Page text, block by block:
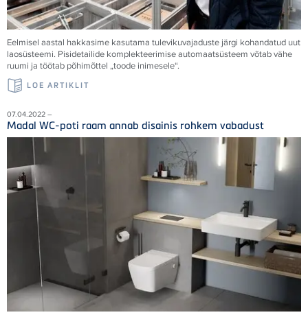
Eelmisel aastal hakkasime kasutama tulevikuvajaduste järgi kohandatud uut
laosüsteemi. Pisidetailide komplekteerimise automaatsüsteem võtab vähe
ruumi ja töötab põhimõttel „toode inimesele“.
LOE ARTIKLIT
07.04.2022 –
Madal WC-poti raam annab disainis rohkem vabadust